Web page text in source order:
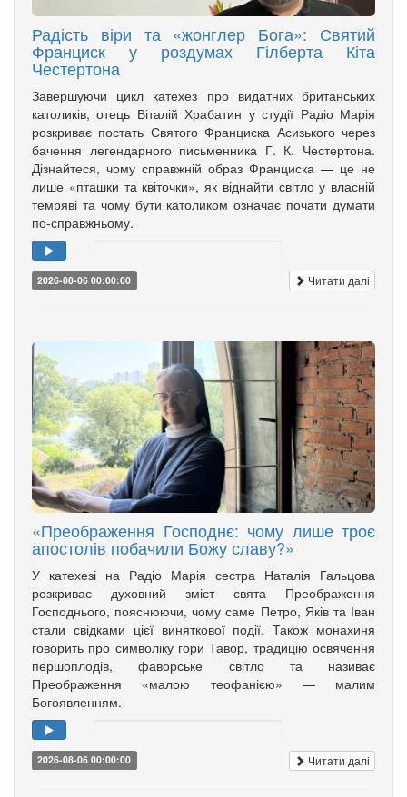
Радість віри та «жонглер Бога»: Святий
Франциск у роздумах Гілберта Кіта
Честертона
Завершуючи цикл катехез про видатних британських
католиків, отець Віталій Храбатин у студії Радіо Марія
розкриває постать Святого Франциска Асизького через
бачення легендарного письменника Г. К. Честертона.
Дізнайтеся, чому справжній образ Франциска — це не
лише «пташки та квіточки», як віднайти світло у власній
темряві та чому бути католиком означає почати думати
по-справжньому.
2026-08-06 00:00:00 Читати далі
«Преображення Господнє: чому лише троє
апостолів побачили Божу славу?»
У катехезі на Радіо Марія сестра Наталія Гальцова
розкриває духовний зміст свята Преображення
Господнього, пояснюючи, чому саме Петро, Яків та Іван
стали свідками цієї виняткової події. Також монахиня
говорить про символіку гори Тавор, традицію освячення
першоплодів, фаворське світло та називає
Преображення «малою теофанією» — малим
Богоявленням.
2026-08-06 00:00:00 Читати далі